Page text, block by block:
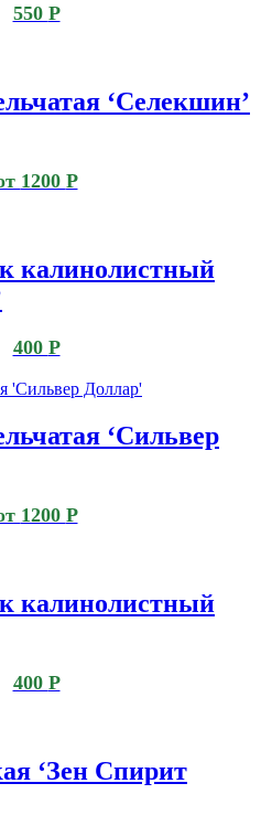
550 Р
‘Селекшин’
1200 Р
калинолистный
400 Р
‘Сильвер
1200 Р
калинолистный
400 Р
‘Зен Спирит